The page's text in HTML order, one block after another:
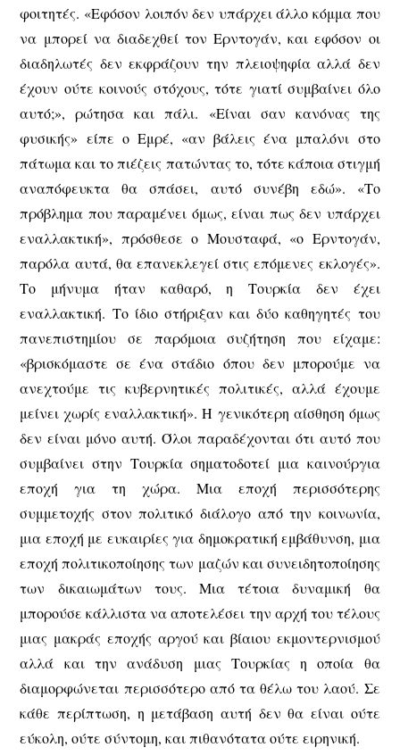
φοιτητές. «Εφόσον λοιπόν δεν υπάρχει άλλο κόμμα που
να μπορεί να διαδεχθεί τον Ερντογάν, και εφόσον οι
διαδηλωτές δεν εκφράζουν την πλειοψηφία αλλά δεν
έχουν ούτε κοινούς στόχους, τότε γιατί συμβαίνει όλο
αυτό;», ρώτησα και πάλι. «Είναι σαν κανόνας της
φυσικής» είπε ο Εμρέ, «αν βάλεις ένα μπαλόνι στο
πάτωμα και το πιέζεις πατώντας το, τότε κάποια στιγμή
αναπόφευκτα θα σπάσει, αυτό συνέβη εδώ». «Το
πρόβλημα που παραμένει όμως, είναι πως δεν υπάρχει
εναλλακτική», πρόσθεσε ο Μουσταφά, «ο Ερντογάν,
παρόλα αυτά, θα επανεκλεγεί στις επόμενες εκλογές».
Το μήνυμα ήταν καθαρό, η Τουρκία δεν έχει
εναλλακτική. Το ίδιο στήριξαν και δύο καθηγητές του
πανεπιστημίου σε παρόμοια συζήτηση που είχαμε:
«βρισκόμαστε σε ένα στάδιο όπου δεν μπορούμε να
ανεχτούμε τις κυβερνητικές πολιτικές, αλλά έχουμε
μείνει χωρίς εναλλακτική». Η γενικότερη αίσθηση όμως
δεν είναι μόνο αυτή. Όλοι παραδέχονται ότι αυτό που
συμβαίνει στην Τουρκία σηματοδοτεί μια καινούργια
εποχή για τη χώρα. Μια εποχή περισσότερης
συμμετοχής στον πολιτικό διάλογο από την κοινωνία,
μια εποχή με ευκαιρίες για δημοκρατική εμβάθυνση, μια
εποχή πολιτικοποίησης των μαζών και συνειδητοποίησης
των δικαιωμάτων τους. Μια τέτοια δυναμική θα
μπορούσε κάλλιστα να αποτελέσει την αρχή του τέλους
μιας μακράς εποχής αργού και βίαιου εκμοντερνισμού
αλλά και την ανάδυση μιας Τουρκίας η οποία θα
διαμορφώνεται περισσότερο από τα θέλω του λαού. Σε
κάθε περίπτωση, η μετάβαση αυτή δεν θα είναι ούτε
εύκολη, ούτε σύντομη, και πιθανότατα ούτε ειρηνική.